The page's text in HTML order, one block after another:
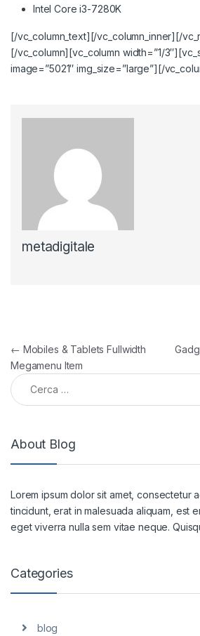
Intel Core i3-7280K
[/vc_column_text][/vc_column_inner][/
[/vc_column][vc_column width=”1/
image=”5021″ img_size=”large”][/
metadigitale
Navigazione articoli
← Mobiles & Tablets Fullwidth
Megamenu Item
Ricerca per:
About Blog
Lorem ipsum dolor sit amet, consectetur
tincidunt, erat in malesuada aliquam, est
eget viverra nulla sem vitae neque.
Categories
blog